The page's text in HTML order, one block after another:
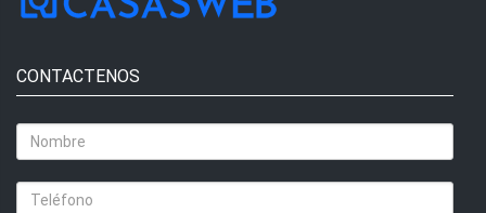
CONTACTENOS